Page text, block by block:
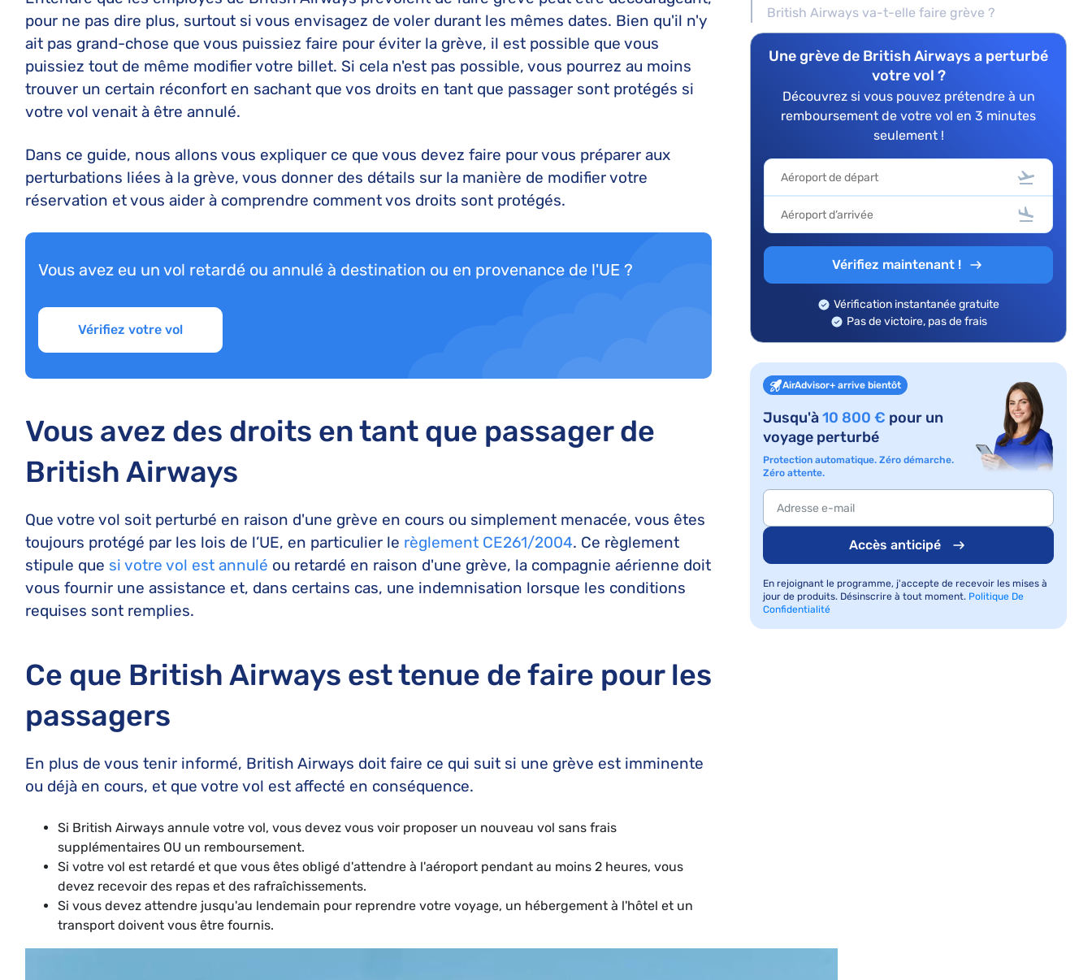
Remboursement Transavia
Remboursement Air Caraïbes
Remboursement Volotea
Remboursement French Bee
Réclamations Corsair
Réclamations French Bee
Réclamations Air France
Réclamations EasyJet
Réclamations Volotea
Convention de VarsovieAvis KLM
pour ne pas dire plus, surtout si vous envisagez de voler durant les mêmes dates. Bien qu'il n'y
ait pas grand-chose que vous puissiez faire pour éviter la grève, il est possible que vous
puissiez tout de même modifier votre billet. Si cela n'est pas possible, vous pourrez au moins
trouver un certain réconfort en sachant que vos droits en tant que passager sont protégés si
votre vol venait à être annulé.
Dans ce guide, nous allons vous expliquer ce que vous devez faire pour vous préparer aux
perturbations liées à la grève, vous donner des détails sur la manière de modifier votre
réservation et vous aider à comprendre comment vos droits sont protégés.
Vous avez eu un vol retardé ou annulé à destination ou en provenance de l'UE ?
Vérifiez votre vol
Vous avez des droits en tant que passager de
British Airways
Que votre vol soit perturbé en raison d'une grève en cours ou simplement menacée, vous êtes
toujours protégé par les lois de l’UE, en particulier le règlement CE261/2004. Ce règlement
stipule que si votre vol est annulé ou retardé en raison d'une grève, la compagnie aérienne doit
vous fournir une assistance et, dans certains cas, une indemnisation lorsque les conditions
requises sont remplies.
Ce que British Airways est tenue de faire pour les
passagers
En plus de vous tenir informé, British Airways doit faire ce qui suit si une grève est imminente
ou déjà en cours, et que votre vol est affecté en conséquence.
Si British Airways annule votre vol, vous devez vous voir proposer un nouveau vol sans frais
supplémentaires OU un remboursement.
Si votre vol est retardé et que vous êtes obligé d'attendre à l'aéroport pendant au moins 2 heures, vous
devez recevoir des repas et des rafraîchissements.
Si vous devez attendre jusqu'au lendemain pour reprendre votre voyage, un hébergement à l'hôtel et un
transport doivent vous être fournis.
British Airways va-t-elle faire grève ?
Une grève de British Airways a perturbé
votre vol ?
Découvrez si vous pouvez prétendre à un
remboursement de votre vol en 3 minutes
seulement !
Vérifiez maintenant !
Vérification instantanée gratuite
Pas de victoire, pas de frais
AirAdvisor+ arrive bientôt
Jusqu'à10 800 € pour un
voyage perturbé
Protection automatique. Zéro démarche.
Zéro attente.
Accès anticipé
En rejoignant le programme, j'accepte de recevoir les mises à
jour de produits. Désinscrire à tout moment. Politique De
Confidentialité